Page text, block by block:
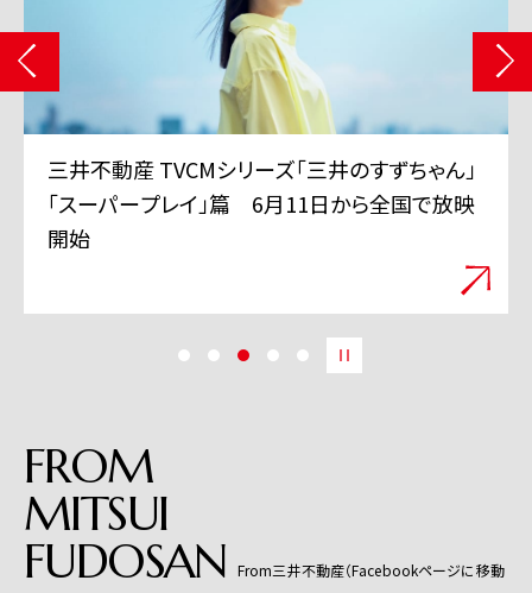
三井不動産 TVCMシリーズ「三井のすずちゃん」
「スーパープレイ」篇 6月11日から全国で放映
開始
FROM
MITSUI
FUDOSAN From三井不動産（Facebookページに移動